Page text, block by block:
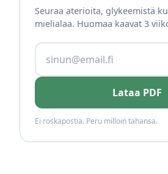
Seuraa aterioita, glykeemistä
mielialaa. Huomaa kaavat 3
Lataa PDF
Ei roskapostia. Peru milloin tahansa.